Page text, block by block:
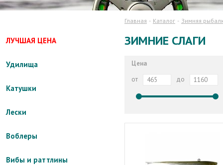
ЛУЧШАЯ ЦЕНА
Удилища
Катушки
Лески
Воблеры
Вибы и раттлины
Главная Каталог Зимняя
ЗИМНИЕ СЛАГИ
Цена
от
до